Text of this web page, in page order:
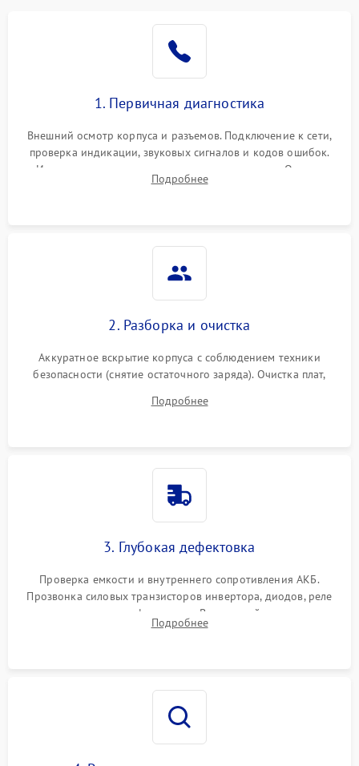
1. Первичная диагностика
Внешний осмотр корпуса и разъемов. Подключение к сети,
проверка индикации, звуковых сигналов и кодов ошибок.
Измерение входного и выходного напряжения. Оценка
реакции ИБП на отключение основного питания без
Подробнее
2. Разборка и очистка
Аккуратное вскрытие корпуса с соблюдением техники
безопасности (снятие остаточного заряда). Очистка плат,
и кистей для предотвращения перегрева и замыканий.
Подробнее
3. Глубокая дефектовка
Проверка емкости и внутреннего сопротивления АКБ.
Прозвонка силовых транзисторов инвертора, диодов, реле
переключения и трансформатора. Визуальный поиск вздутых
конденсаторов и прогаров на печатной плате.
Подробнее